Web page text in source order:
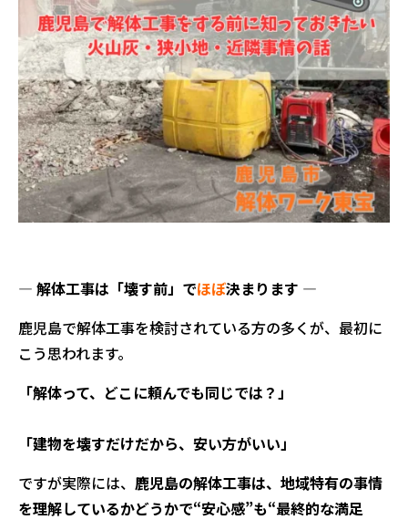
― 解体工事は「壊す前」でほぼ決まります ―
鹿児島で解体工事を検討されている方の多くが、最初に
こう思われます。
「解体って、どこに頼んでも同じでは？」
「建物を壊すだけだから、安い方がいい」
ですが実際には、 鹿児島の解体工事は、地域特有の事情
を理解しているかどうかで“安心感”も“最終的な満足